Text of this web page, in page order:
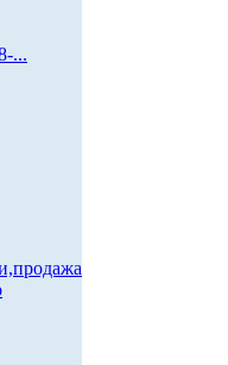
...